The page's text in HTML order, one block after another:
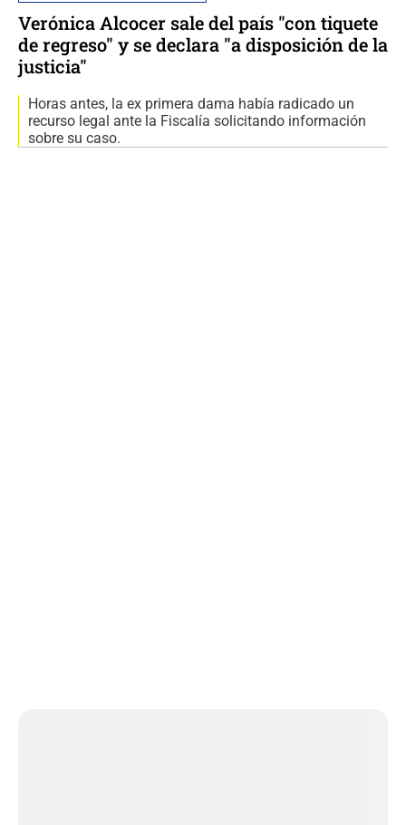
Verónica Alcocer sale del país "con tiquete
de regreso" y se declara "a disposición de la
justicia"
Horas antes, la ex primera dama había radicado un
recurso legal ante la Fiscalía solicitando información
sobre su caso.